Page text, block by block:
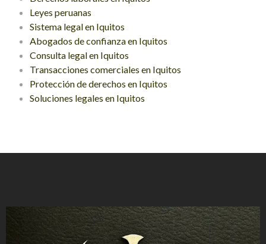
Leyes peruanas
Sistema legal en Iquitos
Abogados de confianza en Iquitos
Consulta legal en Iquitos
Transacciones comerciales en Iquitos
Protección de derechos en Iquitos
Soluciones legales en Iquitos